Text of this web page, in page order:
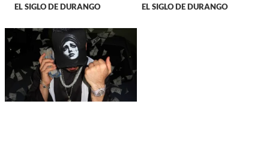
EL SIGLO DE DURANGO EL SIGLO DE DURANGO